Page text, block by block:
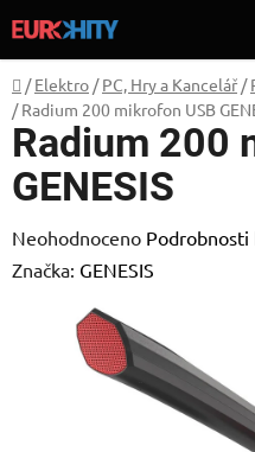
na
obsah
Domů
/ Elektro / PC, Hry a Kancelář /
/ Radium 200 mikrofon USB
Radium 200
GENESIS
Průměrné
hodnocení
Neohodnoceno Podrobnosti
Značka: GENESIS